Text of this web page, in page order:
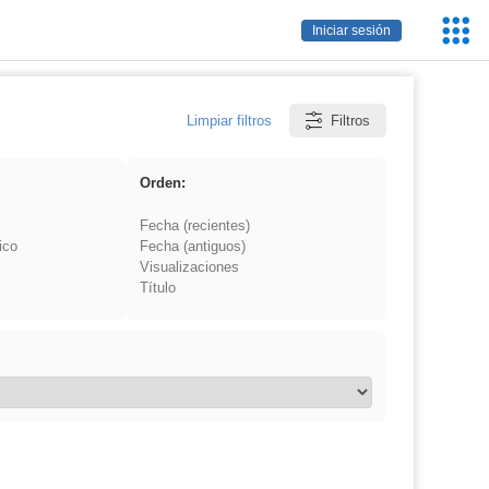
Iniciar sesión
Limpiar filtros Filtros
Orden:
Fecha (recientes)
Fecha (antiguos)
Visualizaciones
Título